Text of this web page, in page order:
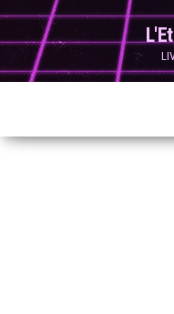
Skip
to
content